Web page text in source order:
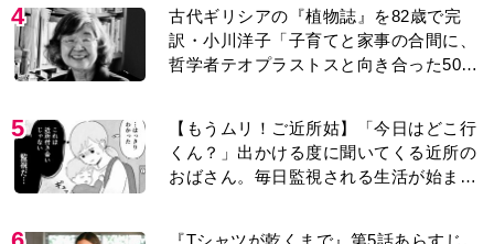
哲学者テオプラストスと向き合った50
年」
5
【もうムリ！ご近所姑】「今日はどこ行
おばさん。毎日監視される生活が始ま
り…【第1話】
6
『Tシャツが乾くまで』第5話あらすじ。
方の樹生の元にもある人物が…＜ネタバ